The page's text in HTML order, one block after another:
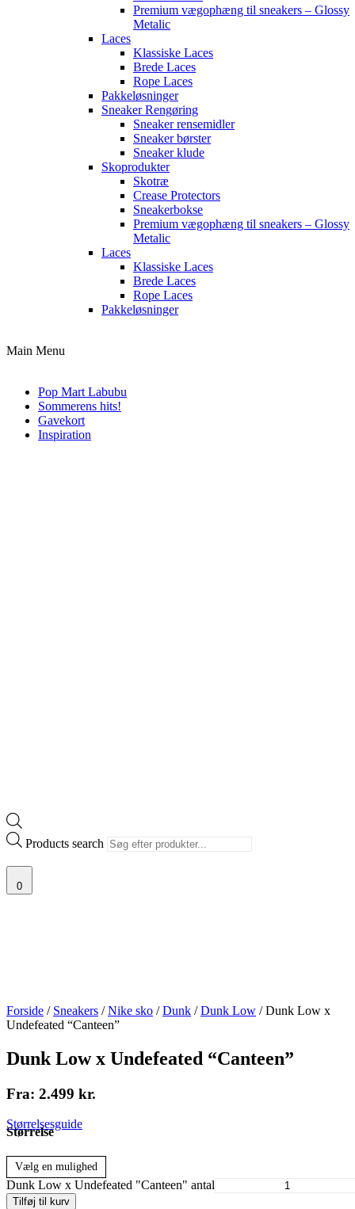
Premium vægophæng til sneakers – Glossy
Metalic
Laces
Klassiske Laces
Brede Laces
Rope Laces
Pakkeløsninger
Sneaker Rengøring
Sneaker rensemidler
Sneaker børster
Sneaker klude
Skoprodukter
Skotræ
Crease Protectors
Sneakerbokse
Premium vægophæng til sneakers – Glossy
Metalic
Laces
Klassiske Laces
Brede Laces
Rope Laces
Pakkeløsninger
Main Menu
Pop Mart Labubu
Sommerens hits!
Gavekort
Inspiration
Products search
0
Forside / Sneakers /Nike sko /Dunk /Dunk Low / Dunk Low x
Undefeated “Canteen”
Dunk Low x Undefeated “Canteen”
Fra: 2.499 kr.
Størrelsesguide
Størrelse
Vælg en mulighed
Dunk Low x Undefeated "Canteen" antal
Tilføj til kurv